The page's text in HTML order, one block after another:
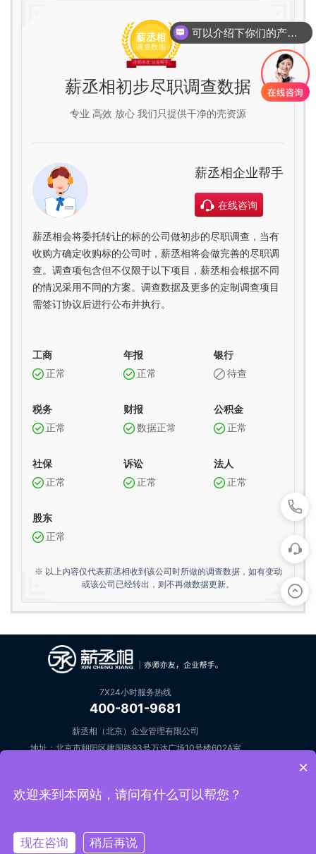
薪丞相初步尽职调查数据
专业 高效 放心 我们只提供干净的壳资源
薪丞相企业帮手
在线咨询
薪丞相会将委托转让的标的公司做初步的尽职调查，当有
收购方确定收购标的公司时，薪丞相将会做完善的尽职调
查。调查项包含但不仅限于以下项目，薪丞相会根据不同
的情况采用不同的方案。调查数据及更多的定制调查项目
需签订协议后进行公布并执行。
工商
正常
年报
正常
银行
待查
税务
正常
财报
数据正常
公积金
正常
社保
正常
诉讼
正常
法人
正常
股东
正常
※ 以上内容仅代表薪丞相收到该公司时所做的调查数据，如有变动
或该公司已经转出，则不再做数据更新。
7X24小时服务热线
400-801-9681
薪丞相（北京）企业管理有限公司
地址：北京市朝阳区建国路93号万达广场10号楼602A室
在线咨询
薪丞相（北京）企业管理有限公司 版权所有
可以介绍下你们的产品么
×
欢迎来到本网站，请问有什么可以帮您？
现在咨询 稍后再说